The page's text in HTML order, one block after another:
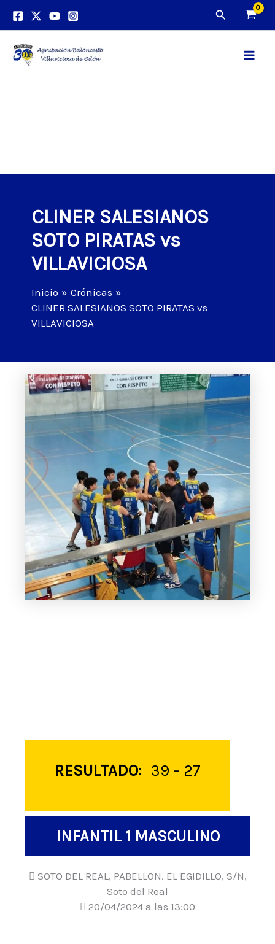
Buscar
CLINER SALESIANOS
SOTO PIRATAS vs
VILLAVICIOSA
Inicio
Crónicas
CLINER SALESIANOS SOTO PIRATAS vs
VILLAVICIOSA
RESULTADO: 39 – 27
INFANTIL 1 MASCULINO
SOTO DEL REAL, PABELLON. EL EGIDILLO, S/N,
Soto del Real
20/04/2024 a las 13:00